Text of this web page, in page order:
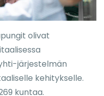
olivat
järjestelmän
kehitykselle.
kuntaa.